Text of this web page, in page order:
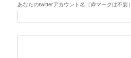
あなたのtwitterアカウント名（@マークは不要）